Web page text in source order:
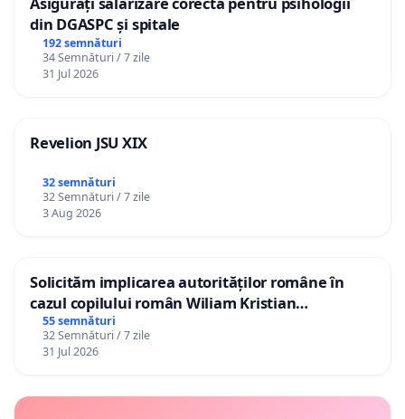
din DGASPC și spitale
192 semnături
34 Semnături / 7 zile
31 Jul 2026
Revelion JSU XIX
32 semnături
32 Semnături / 7 zile
3 Aug 2026
Solicităm implicarea autorităților române în
cazul copilului român Wiliam Kristian
Gheorghe, aflat în plasament în Danemarca de
12 ani
55 semnături
32 Semnături / 7 zile
31 Jul 2026